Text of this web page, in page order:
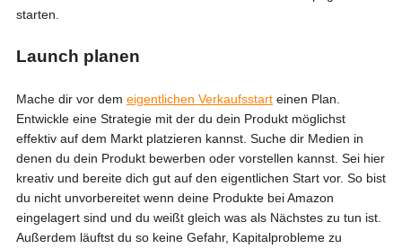
starten.
Launch planen
Mache dir vor dem eigentlichen Verkaufsstarteinen Plan.
Entwickle eine Strategie mit der du dein Produkt möglichst
effektiv auf dem Markt platzieren kannst. Suche dir Medien in
denen du dein Produkt bewerben oder vorstellen kannst. Sei hier
kreativ und bereite dich gut auf den eigentlichen Start vor. So bist
du nicht unvorbereitet wenn deine Produkte bei Amazon
eingelagert sind und du weißt gleich was als Nächstes zu tun ist.
Außerdem läuftst du so keine Gefahr, Kapitalprobleme zu